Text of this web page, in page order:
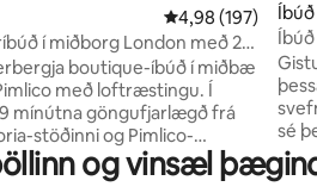
umsagnir 4,98 af 5 í
4,98 (197)
í miðborg London með 2
og loftræstingu
boutique-íbúð í miðbæ
með loftræstingu. Í
mínútna göngufjarlægð frá
stöðinni og Pimlico-
Þetta er mjög
staðsetning við hliðina á
Íbúð
sé
og vinsæl